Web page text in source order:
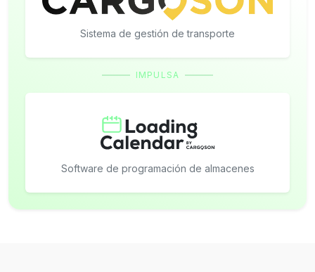
Sistema de gestión de transporte
IMPULSA
Software de programación de almacenes